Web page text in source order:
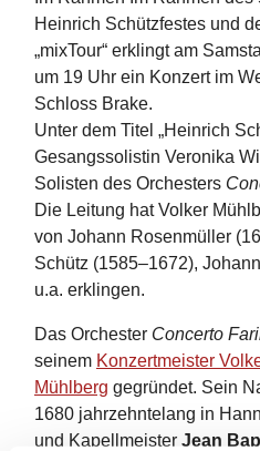
Heinrich Schützfestes und
„mixTour“ erklingt am
um 19 Uhr ein Konzert im
Schloss Brake.
Unter dem Titel „Heinrich
Gesangssolistin Veronika
Solisten des Orchesters
Die Leitung hat Volker
von Johann Rosenmüller
Schütz (1585–1672),
u.a. erklingen.
Das Orchester Concerto
seinem Konzertmeister
Mühlberg gegründet. Sein
1680 jahrzehntelang in
und Kapellmeister Jean